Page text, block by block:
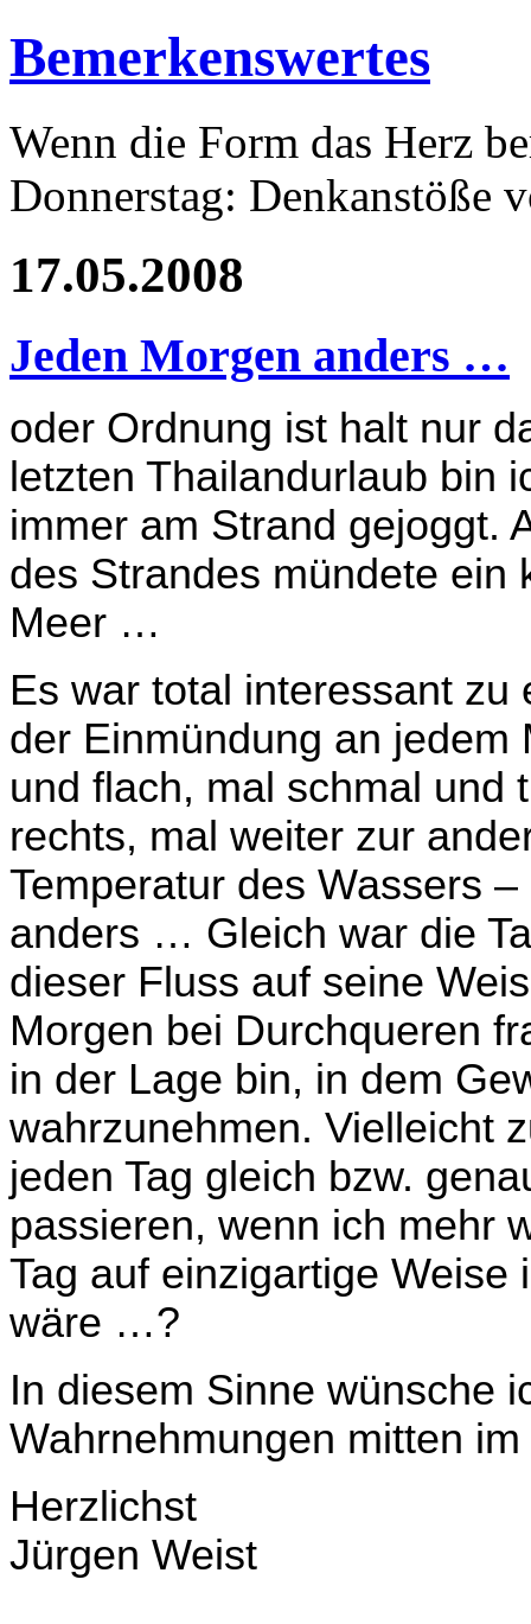
Bemerkenswertes
Wenn die Form das Herz
Donnerstag: Denkanstöße
17.05.2008
Jeden Morgen anders …
oder Ordnung ist halt nur
letzten Thailandurlaub bin
immer am Strand gejoggt.
des Strandes mündete ein
Meer …
Es war total interessant
der Einmündung an jedem
und flach, mal schmal und
rechts, mal weiter zur
Temperatur des Wassers
anders … Gleich war die
dieser Fluss auf seine
Morgen bei Durchqueren
in der Lage bin, in dem
wahrzunehmen. Vielleicht
jeden Tag gleich bzw.
passieren, wenn ich mehr
Tag auf einzigartige
wäre …?
In diesem Sinne wünsche
Wahrnehmungen mitten
Herzlichst
Jürgen Weist